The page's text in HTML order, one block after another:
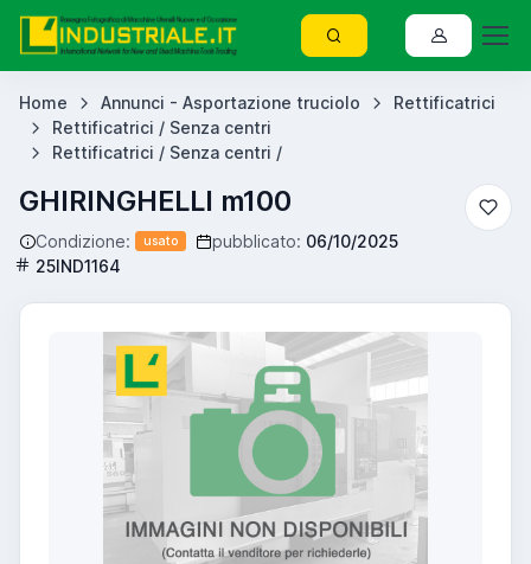
Home Annunci - Asportazione truciolo
Rettificatrici
Rettificatrici / Senza centri
Rettificatrici / Senza centri /
GHIRINGHELLI m100
Condizione: usato pubblicato: 06/10/2025
25IND1164